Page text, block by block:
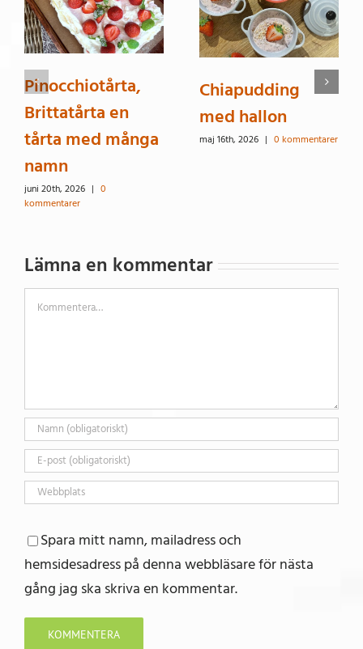
Pinocchiotårta,
Brittatårta en
tårta med många
namn
juni 20th, 2026 | 0
kommentarer
Chiapudding
med hallon
maj 16th, 2026 | 0 kommentarer
Lämna en kommentar
Kommentar
Spara mitt namn, mailadress och
hemsidesadress på denna webbläsare för nästa
gång jag ska skriva en kommentar.